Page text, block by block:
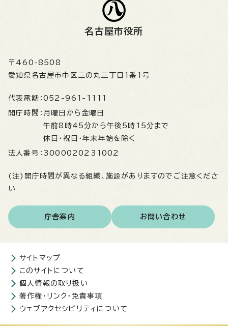
名古屋市役所
〒460-8508
愛知県名古屋市中区三の丸三丁目1番1号
代表電話： 052-961-1111
開庁時間： 月曜日から金曜日
午前8時45分から午後5時15分まで
休日・祝日・年末年始を除く
法人番号： 3000020231002
(注)開庁時間が異なる組織、施設がありますのでご注意くださ
い
庁舎案内 お問い合わせ
サイトマップ
このサイトについて
個人情報の取り扱い
著作権・リンク・免責事項
ウェブアクセシビリティについて